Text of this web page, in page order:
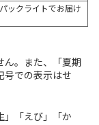
ックライトでお届け
ん。また、「夏期
号での表示はせ
」「えび」「か